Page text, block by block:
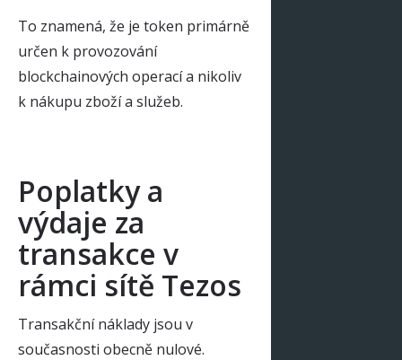
To znamená, že je token primárně
určen k provozování
blockchainových operací a nikoliv
k nákupu zboží a služeb.
Poplatky a
výdaje za
transakce v
rámci sítě Tezos
Transakční náklady jsou v
současnosti obecně nulové.